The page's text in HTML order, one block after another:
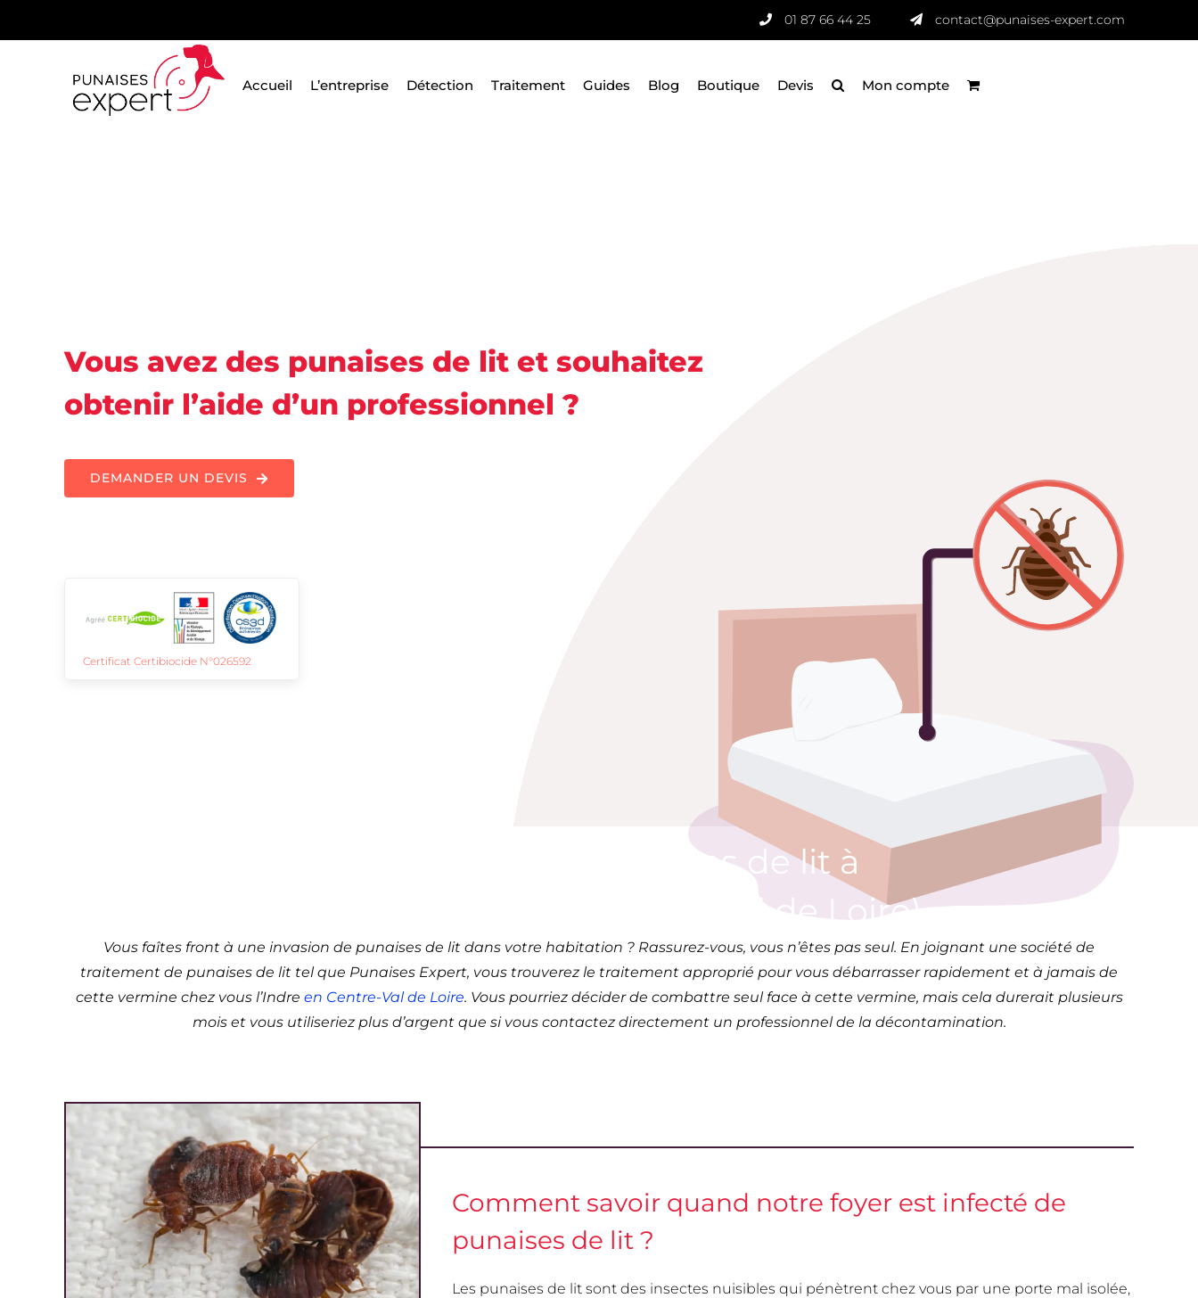
01 87 66 44 25 contact@punaises-expert.com
Accueil L’entreprise Détection Traitement Guides Blog Boutique Devis Mon compte
Vous avez des punaises de lit et souhaitez
obtenir l’aide d’un professionnel ?
DEMANDER UN DEVIS
Certificat Certibiocide N°026592
Traitement de punaises de lit à
Châteauroux – 36 (Centre-Val de Loire)
Vous faîtes front à une invasion de punaises de lit dans votre habitation ? Rassurez-vous, vous n’êtes pas seul. En joignant une société de
traitement de punaises de lit tel que Punaises Expert, vous trouverez le traitement approprié pour vous débarrasser rapidement et à jamais de
cette vermine chez vous l’Indre en Centre-Val de Loire. Vous pourriez décider de combattre seul face à cette vermine, mais cela durerait plusieurs
mois et vous utiliseriez plus d’argent que si vous contactez directement un professionnel de la décontamination.
Comment savoir quand notre foyer est infecté de
punaises de lit ?
Les punaises de lit sont des insectes nuisibles qui pénètrent chez vous par une porte mal isolée,